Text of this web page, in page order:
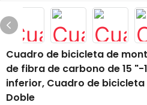
Cuadro de bicicleta de
de fibra de carbono de 15 "-
inferior, Cuadro de
Doble